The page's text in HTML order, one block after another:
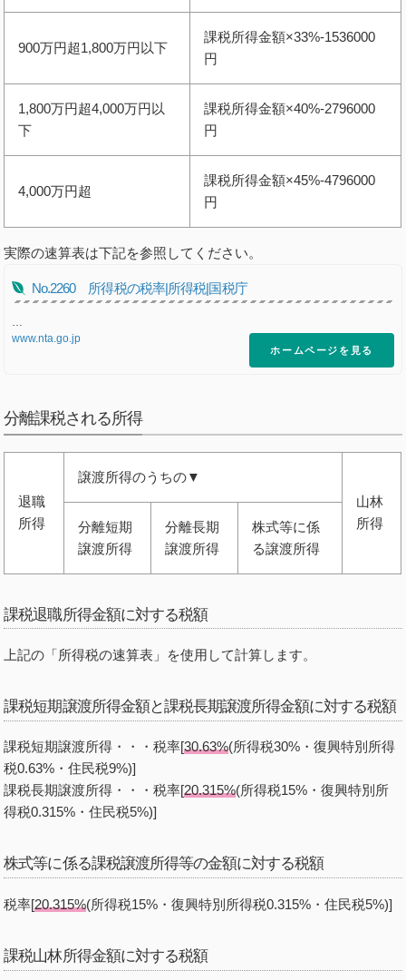
900万円超1,800万円以下
課税所得金額×33%-1536000
円
1,800万円超4,000万円以
下
課税所得金額×40%-2796000
円
4,000万円超
課税所得金額×45%-4796000
円
実際の速算表は下記を参照してください。
No.2260 所得税の税率|所得税|国税庁
www.nta.go.jp
ホームページを見る
分離課税される所得
退職
所得
譲渡所得のうちの▼
山林
所得
分離短期
譲渡所得
分離長期
譲渡所得
株式等に係
る譲渡所得
課税退職所得金額に対する税額
上記の「所得税の速算表」を使用して計算します。
課税短期譲渡所得金額と課税長期譲渡所得金額に対する税額
課税短期譲渡所得・・・税率[30.63%(所得税30%・復興特別所得
税0.63%・住民税9%)]
課税長期譲渡所得・・・税率[20.315%(所得税15%・復興特別所
得税0.315%・住民税5%)]
株式等に係る課税譲渡所得等の金額に対する税額
税率[20.315%(所得税15%・復興特別所得税0.315%・住民税5%)]
課税山林所得金額に対する税額